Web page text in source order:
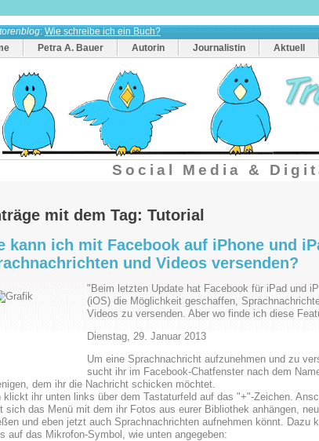
: Wie schreibe ich ein Buch?
Petra A. Bauer Autorin Journalistin Aktuell
Social Media &
mit dem Tag: Tutorial
kann ich mit Facebook auf iPhone und
und Videos versenden?
"Beim letzten Update hat Facebook für iPad und
(iOS) die Möglichkeit geschaffen,
Videos zu versenden. Aber wo finde ich diese
Dienstag, 29. Januar 2013
Um eine Sprachnachricht aufzunehmen und zu
sucht ihr im Facebook-Chatfenster nach dem
dem ihr die Nachricht schicken möchtet.
klickt ihr unten links über dem Tastaturfeld auf das "+"-Zeichen.
sich das Menü mit dem ihr Fotos aus eurer Bibliothek anhängen,
und eben jetzt auch Sprachnachrichten aufnehmen könnt. Dazu
auf das Mikrofon-Symbol, wie unten angegeben: